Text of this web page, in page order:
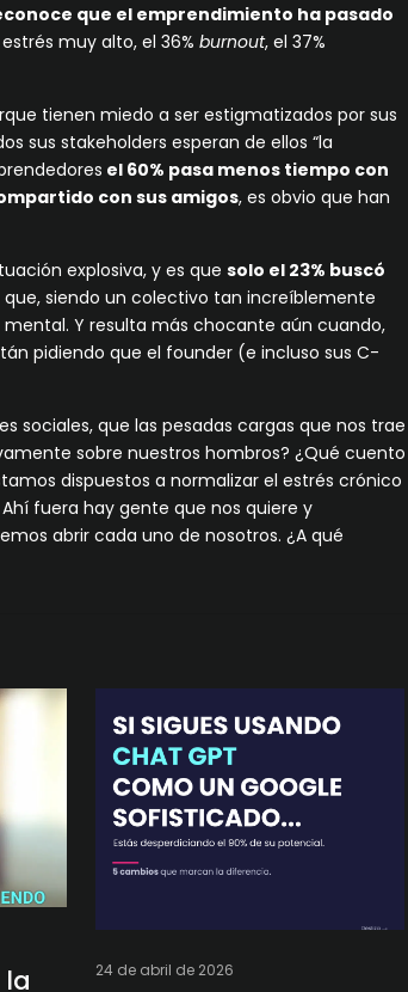
que el emprendimiento ha pasado
muy alto, el 36%burnout, el 37%
tienen miedo a ser estigmatizados por sus
sus stakeholders esperan de ellos “la
el 60% pasa menos tiempo con
con sus amigos, es obvio que han
explosiva, y es quesolo el 23% buscó
que, siendo un colectivo tan increíblemente
Y resulta más chocante aún cuando,
pidiendo que el founder (e incluso sus C-
sociales, que las pesadas cargas que nos trae
sobre nuestros hombros? ¿Qué cuento
dispuestos a normalizar el estrés crónico
fuera hay gente que nos quiere y
abrir cada uno de nosotros. ¿A qué
la 24 de abril de 2026